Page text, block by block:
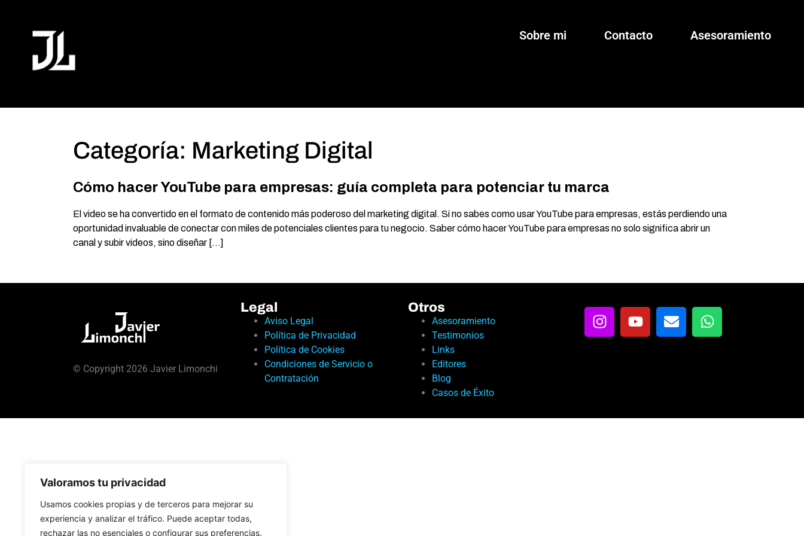
Valoramos tu privacidad
Usamos cookies propias y de terceros para mejorar su
experiencia y analizar el tráfico. Puede aceptar todas,
rechazar las no esenciales o configurar sus preferencias.
Sobre mi Contacto Asesoramiento
Categoría: Marketing Digital
Cómo hacer YouTube para empresas: guía completa para potenciar tu marca
El video se ha convertido en el formato de contenido más poderoso del marketing digital. Si no sabes como usar YouTube para empresas, estás perdiendo una
oportunidad invaluable de conectar con miles de potenciales clientes para tu negocio. Saber cómo hacer YouTube para empresas no solo significa abrir un
canal y subir videos, sino diseñar […]
© Copyright 2026 Javier Limonchi
Legal
Aviso Legal
Política de Privacidad
Política de Cookies
Condiciones de Servicio o
Contratación
Otros
Asesoramiento
Testimonios
Links
Editores
Blog
Casos de Éxito